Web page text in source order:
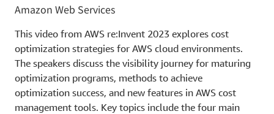
Amazon Web Services
This video from AWS re:Invent 2023 explores cost
optimization strategies for AWS cloud environments.
The speakers discuss the visibility journey for maturing
optimization programs, methods to achieve
optimization success, and new features in AWS cost
management tools. Key topics include the four main